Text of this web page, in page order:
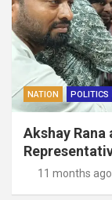
NATION POLITICS
Akshay
11 months ago